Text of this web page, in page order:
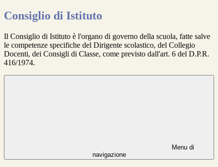
Consiglio di Istituto
Il Consiglio di Istituto è l'organo di governo della scuola, fatte salve
le competenze specifiche del Dirigente scolastico, del Collegio
Docenti, dei Consigli di Classe, come previsto dall'art. 6 del D.P.R.
416/1974.
Menu di
navigazione